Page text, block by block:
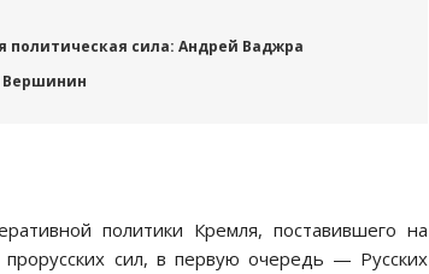
политическая сила: Андрей Ваджра
Вершинин
политики Кремля, поставившего на
прорусских сил, в первую очередь — Русских